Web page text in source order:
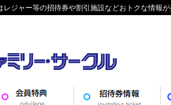
レジャー等の招待券や割引施設などおトクな情報